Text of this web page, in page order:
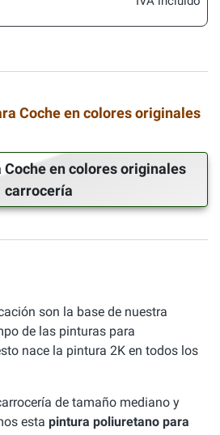
Coche en colores originales
en colores originales
carrocería
son la base de nuestra
de las pinturas para
nace la pintura 2K en todos los
de tamaño mediano y
esta pintura poliuretano para